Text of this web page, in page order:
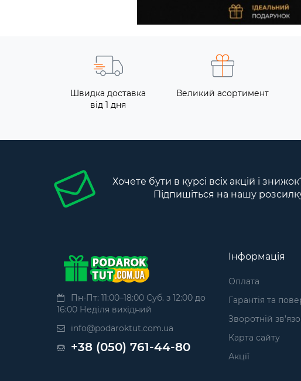
Швидка доставка
від 1 дня
Великий асортимент
Хочете бути в курсі всіх акцій і
Підпишіться на нашу
Пн-Пт: 11:00–18:00 Суб. з 12:00 до
16:00 Неділя вихідний
info@podaroktut.com.ua
+38 (050) 761-44-80
Інформація
Оплата
Гарантія та
Зворотній
Карта сайту
Акції